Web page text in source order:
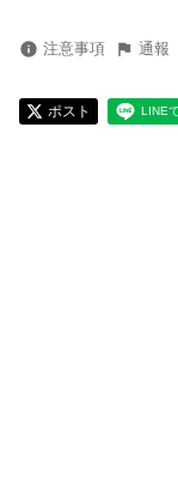
注意事項 通報
ポスト LINE